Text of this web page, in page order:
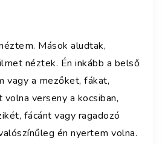
Mások aludtak,
néztek. Én inkább a belső
vagy a mezőket, fákat,
verseny a kocsiban,
fácánt vagy ragadozó
én nyertem volna.